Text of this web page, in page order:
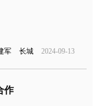
军 长城 2024-09-13
作